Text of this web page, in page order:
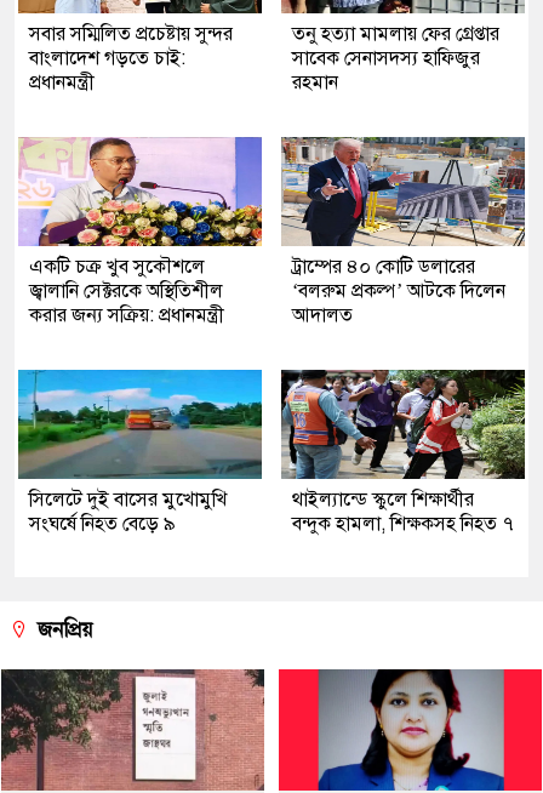
সবার সম্মিলিত প্রচেষ্টায় সুন্দর
বাংলাদেশ গড়তে চাই:
প্রধানমন্ত্রী
তনু হত্যা মামলায় ফের গ্রেপ্তার
সাবেক সেনাসদস্য হাফিজুর
রহমান
একটি চক্র খুব সুকৌশলে
জ্বালানি সেক্টরকে অস্থিতিশীল
করার জন্য সক্রিয়: প্রধানমন্ত্রী
ট্রাম্পের ৪০ কোটি ডলারের
‘বলরুম প্রকল্প’ আটকে দিলেন
আদালত
সিলেটে দুই বাসের মুখোমুখি
সংঘর্ষে নিহত বেড়ে ৯
থাইল্যান্ডে স্কুলে শিক্ষার্থীর
বন্দুক হামলা, শিক্ষকসহ নিহত ৭
জনপ্রিয়